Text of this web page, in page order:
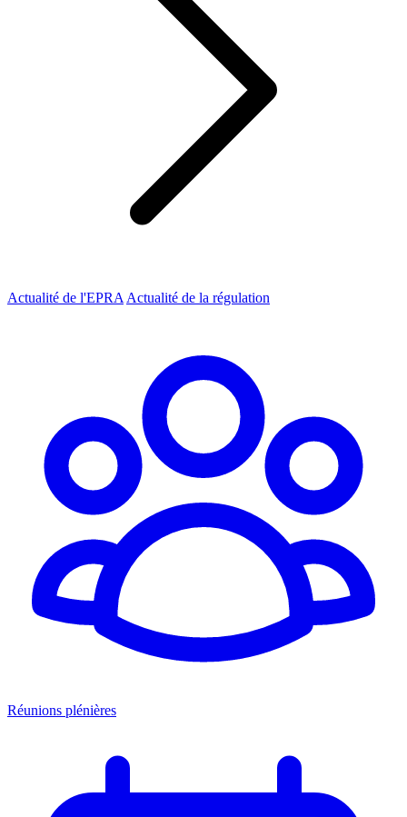
Actualité de l'EPRA Actualité de la régulation
Réunions plénières